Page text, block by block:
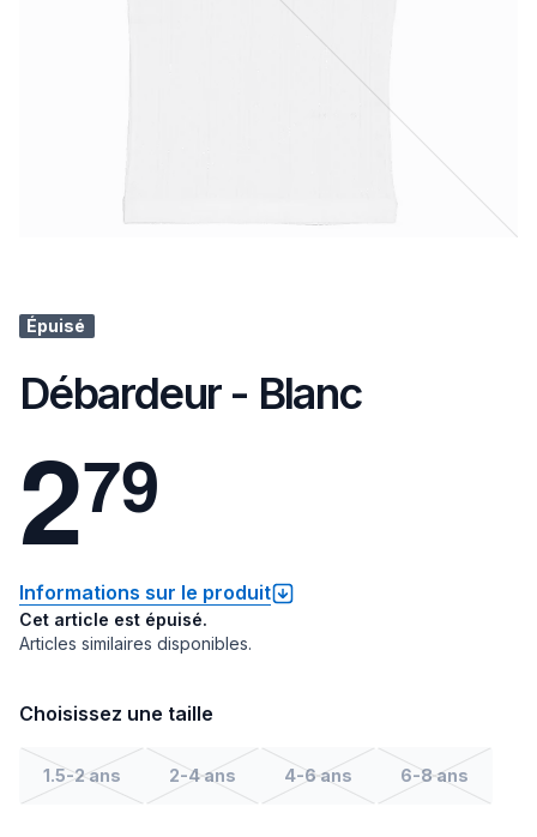
Épuisé
Débardeur - Blanc
279
Informations sur le produit
Cet article est épuisé.
Articles similaires disponibles.
Choisissez une taille
1.5-2 ans 2-4 ans 4-6 ans 6-8 ans